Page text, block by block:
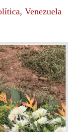
, Venezuela